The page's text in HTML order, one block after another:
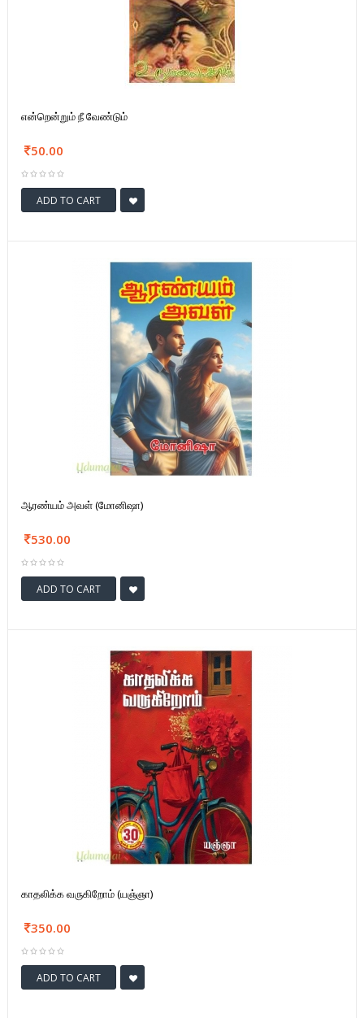
என்றென்றும் நீ வேண்டும்
50.00
ADD TO CART
ஆரண்யம் அவள் (மோனிஷா)
530.00
ADD TO CART
காதலிக்க வருகிறோம் (யஞ்ஞா)
350.00
ADD TO CART